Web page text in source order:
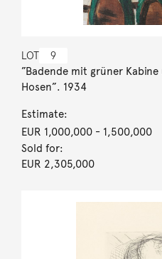
LOT 9
”Badende mit grüner
Hosen”. 1934
Estimate:
EUR 1,000,000- 1,500,000
Sold for:
EUR 2,305,000